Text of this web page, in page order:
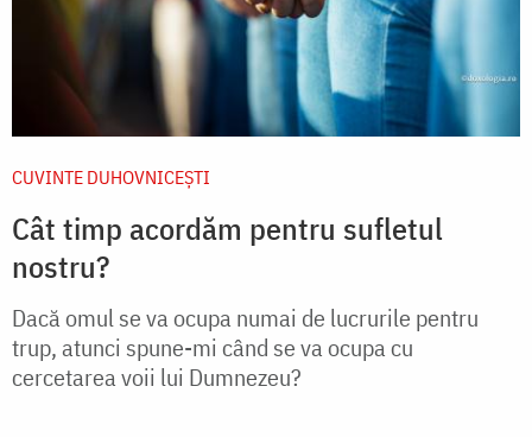
CUVINTE DUHOVNICEȘTI
Cât timp acordăm pentru sufletul
nostru?
Dacă omul se va ocupa numai de lucrurile pentru
trup, atunci spune-mi când se va ocupa cu
cercetarea voii lui Dumnezeu?